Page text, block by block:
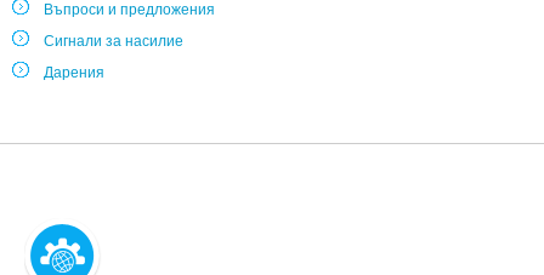
Въпроси и предложения
Сигнали за насилие
Дарения